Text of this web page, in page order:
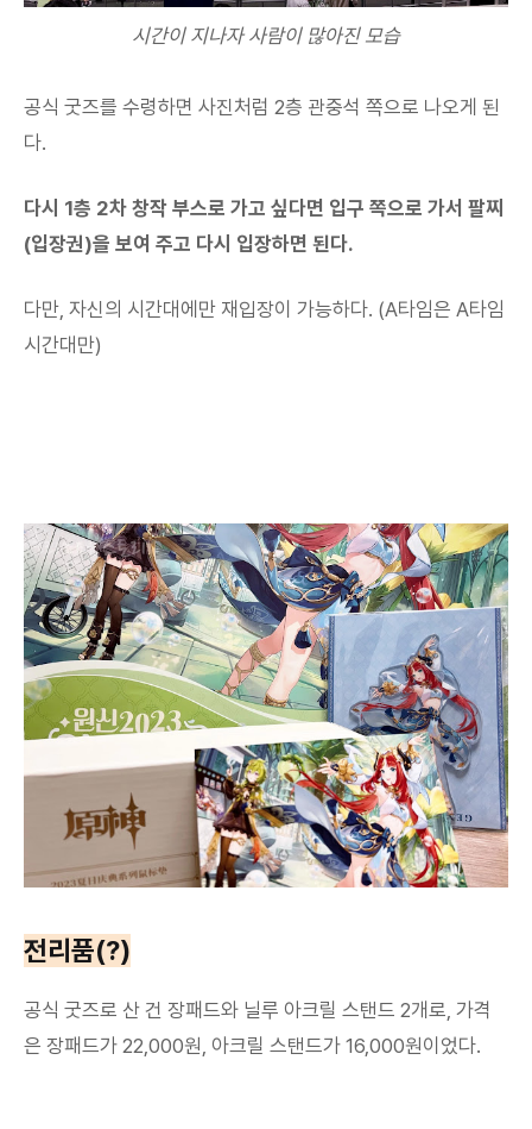
시간이 지나자 사람이 많아진 모습
공식 굿즈를 수령하면 사진처럼 2층 관중석 쪽으로 나오게 된
다.
다시 1층 2차 창작 부스로 가고 싶다면 입구 쪽으로 가서 팔찌
(입장권)을 보여 주고 다시 입장하면 된다.
다만, 자신의 시간대에만 재입장이 가능하다. (A타임은 A타임
시간대만)
전리품(?)
공식 굿즈로 산 건 장패드와 닐루 아크릴 스탠드 2개로, 가격
은 장패드가 22,000원, 아크릴 스탠드가 16,000원이었다.